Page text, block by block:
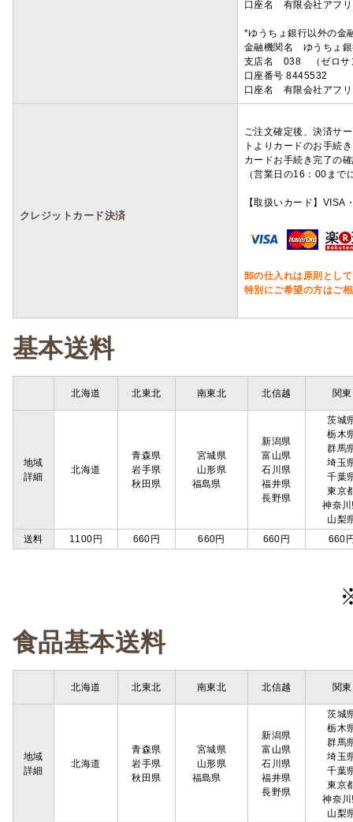
口座名 有限会社アフ
*ゆうちょ銀行以外の金
金融機関名 ゆうちょ
支店名 038 （ゼロサ
口座番号 8445532
口座名 有限会社アフ
クレジットカード決済
ご注文確定後、決済サ
トよりカードのお手続
カードお手続き完了の
（営業日の16：00ま
【取扱いカード】
卸の仕入れは原則とし
特別にご希望の方はご
基本送料
北海道 北東北 南東北 北信越 関東
地域
詳細
北海道
青森県
岩手県
秋田県
宮城県
山形県
福島県
新潟県
富山県
石川県
福井県
長野県
茨城
栃木
群馬
埼玉
千葉
東京
神奈
山梨
送料
1100円 660円 660円 660円 660
食品基本送料
北海道 北東北 南東北 北信越 関東
地域
詳細
北海道
青森県
岩手県
秋田県
宮城県
山形県
福島県
新潟県
富山県
石川県
福井県
長野県
茨城
栃木
群馬
埼玉
千葉
東京
神奈
山梨